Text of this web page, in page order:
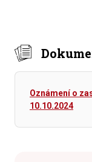
Oznámení o
10.10.2024